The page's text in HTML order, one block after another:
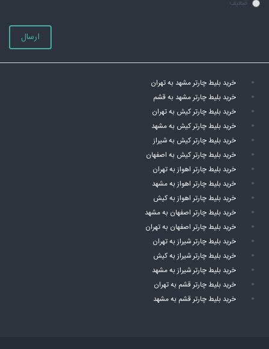
ضعیف
ارسال
خرید بلیط چارتر مشهد به تهران
خرید بلیط چارتر مشهد به قشم
خرید بلیط چارتر کیش به تهران
خرید بلیط چارتر کیش به مشهد
خرید بلیط چارتر کیش به شیراز
خرید بلیط چارتر کیش به اصفهان
خرید بلیط چارتر اهواز به تهران
خرید بلیط چارتر اهواز به مشهد
خرید بلیط چارتر اهواز به کیش
خرید بلیط چارتر اصفهان به مشهد
خرید بلیط چارتر اصفهان به تهران
خرید بلیط چارتر شیراز به تهران
خرید بلیط چارتر شیراز به کیش
خرید بلیط چارتر شیراز به مشهد
خرید بلیط چارتر قشم به تهران
خرید بلیط چارتر قشم به مشهد